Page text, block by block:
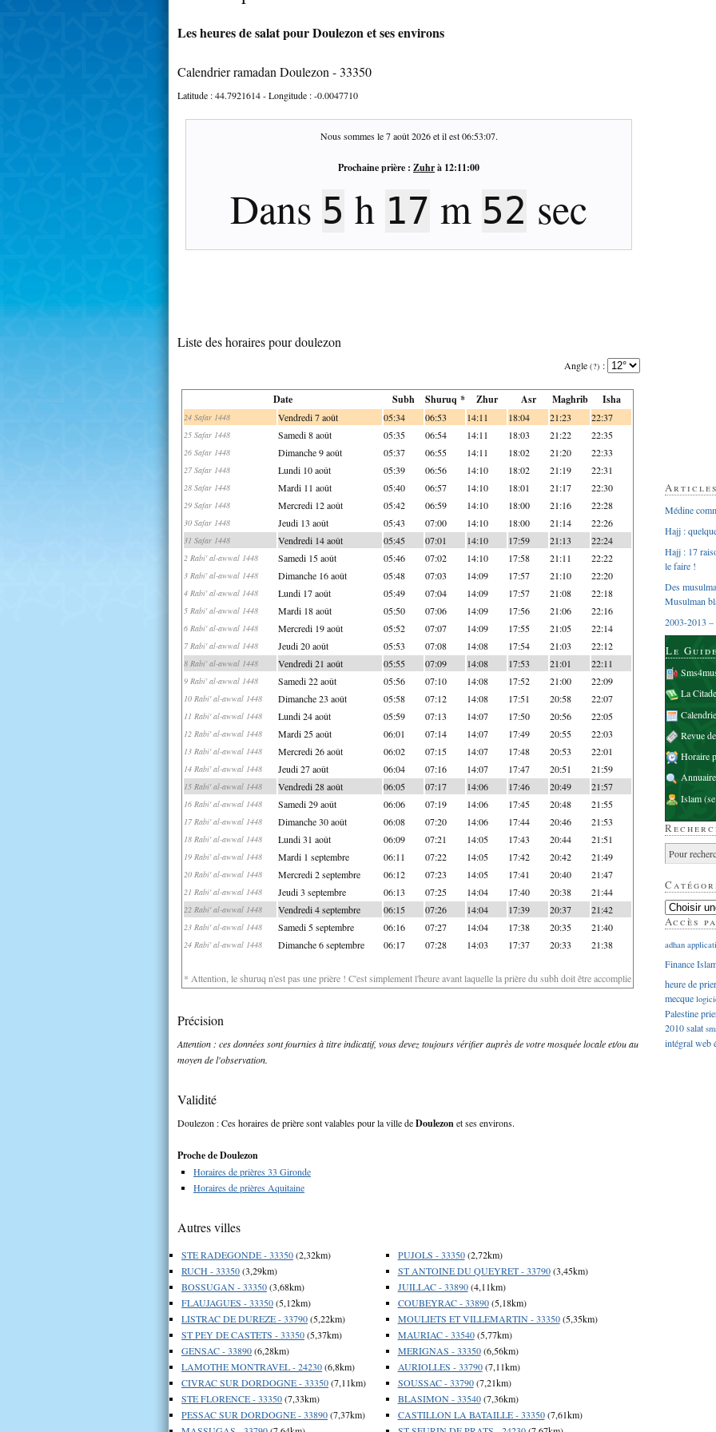
Les heures de salat pour Doulezon et ses environs
Calendrier ramadan Doulezon - 33350
Latitude :44.7921614- Longitude :-0.0047710
Nous sommes le7 août 2026et il est06:53:08.
Prochaine prière : Zuhrà 12:11:00
Dans 5 h 17 m 51 sec
Liste des horaires pour doulezon
Angle (?) :
Date Subh Shuruq * Zhur Asr Maghrib Isha
24 Safar 1448 Vendredi 7 août 05:34 06:53 14:11 18:04 21:23 22:37
25 Safar 1448 Samedi 8 août 05:35 06:54 14:11 18:03 21:22 22:35
26 Safar 1448 Dimanche 9 août 05:37 06:55 14:11 18:02 21:20 22:33
27 Safar 1448 Lundi 10 août 05:39 06:56 14:10 18:02 21:19 22:31
28 Safar 1448 Mardi 11 août 05:40 06:57 14:10 18:01 21:17 22:30
29 Safar 1448 Mercredi 12 août 05:42 06:59 14:10 18:00 21:16 22:28
30 Safar 1448 Jeudi 13 août 05:43 07:00 14:10 18:00 21:14 22:26
31 Safar 1448 Vendredi 14 août 05:45 07:01 14:10 17:59 21:13 22:24
2 Rabi' al-awwal 1448 Samedi 15 août 05:46 07:02 14:10 17:58 21:11 22:22
3 Rabi' al-awwal 1448 Dimanche 16 août 05:48 07:03 14:09 17:57 21:10 22:20
4 Rabi' al-awwal 1448 Lundi 17 août 05:49 07:04 14:09 17:57 21:08 22:18
5 Rabi' al-awwal 1448 Mardi 18 août 05:50 07:06 14:09 17:56 21:06 22:16
6 Rabi' al-awwal 1448 Mercredi 19 août 05:52 07:07 14:09 17:55 21:05 22:14
7 Rabi' al-awwal 1448 Jeudi 20 août 05:53 07:08 14:08 17:54 21:03 22:12
8 Rabi' al-awwal 1448 Vendredi 21 août 05:55 07:09 14:08 17:53 21:01 22:11
9 Rabi' al-awwal 1448 Samedi 22 août 05:56 07:10 14:08 17:52 21:00 22:09
10 Rabi' al-awwal 1448 Dimanche 23 août 05:58 07:12 14:08 17:51 20:58 22:07
11 Rabi' al-awwal 1448 Lundi 24 août 05:59 07:13 14:07 17:50 20:56 22:05
12 Rabi' al-awwal 1448 Mardi 25 août 06:01 07:14 14:07 17:49 20:55 22:03
13 Rabi' al-awwal 1448 Mercredi 26 août 06:02 07:15 14:07 17:48 20:53 22:01
14 Rabi' al-awwal 1448 Jeudi 27 août 06:04 07:16 14:07 17:47 20:51 21:59
15 Rabi' al-awwal 1448 Vendredi 28 août 06:05 07:17 14:06 17:46 20:49 21:57
16 Rabi' al-awwal 1448 Samedi 29 août 06:06 07:19 14:06 17:45 20:48 21:55
17 Rabi' al-awwal 1448 Dimanche 30 août 06:08 07:20 14:06 17:44 20:46 21:53
18 Rabi' al-awwal 1448 Lundi 31 août 06:09 07:21 14:05 17:43 20:44 21:51
19 Rabi' al-awwal 1448 Mardi 1 septembre 06:11 07:22 14:05 17:42 20:42 21:49
20 Rabi' al-awwal 1448 Mercredi 2 septembre 06:12 07:23 14:05 17:41 20:40 21:47
21 Rabi' al-awwal 1448 Jeudi 3 septembre 06:13 07:25 14:04 17:40 20:38 21:44
22 Rabi' al-awwal 1448 Vendredi 4 septembre 06:15 07:26 14:04 17:39 20:37 21:42
23 Rabi' al-awwal 1448 Samedi 5 septembre 06:16 07:27 14:04 17:38 20:35 21:40
24 Rabi' al-awwal 1448 Dimanche 6 septembre 06:17 07:28 14:03 17:37 20:33 21:38
* Attention, le shuruq n'est pas une prière ! C'est simplement l'heure avant laquelle la prière du subh doit être accomplie
Précision
Attention : ces données sont fournies à titre indicatif, vous devez toujours vérifier auprès de votre mosquée locale et/ou au
moyen de l'observation.
Validité
Doulezon : Ces horaires de prière sont valables pour la ville deDoulezonet ses environs.
Proche de Doulezon
Horaires de prières 33 Gironde
Horaires de prières Aquitaine
Autres villes
STE RADEGONDE - 33350(2,32km)
RUCH - 33350(3,29km)
BOSSUGAN - 33350(3,68km)
FLAUJAGUES - 33350(5,12km)
LISTRAC DE DUREZE - 33790(5,22km)
ST PEY DE CASTETS - 33350(5,37km)
GENSAC - 33890(6,28km)
LAMOTHE MONTRAVEL - 24230(6,8km)
CIVRAC SUR DORDOGNE - 33350(7,11km)
STE FLORENCE - 33350(7,33km)
PESSAC SUR DORDOGNE - 33890(7,37km)
PUJOLS - 33350(2,72km)
ST ANTOINE DU QUEYRET - 33790(3,45km)
JUILLAC - 33890(4,11km)
COUBEYRAC - 33890(5,18km)
MOULIETS ET VILLEMARTIN - 33350(5,35km)
MAURIAC - 33540(5,77km)
MERIGNAS - 33350(6,56km)
AURIOLLES - 33790(7,11km)
SOUSSAC - 33790(7,21km)
BLASIMON - 33540(7,36km)
CASTILLON LA BATAILLE - 33350(7,61km)
Médine
Hajj :
Hajj : 17
le faire !
Des
Musulman
2003-2013 –
Le
La
Revue
Horaire
Islam
Accès
adhan
Finance
heure de
mecque
Palestine
2010salat
intégralweb